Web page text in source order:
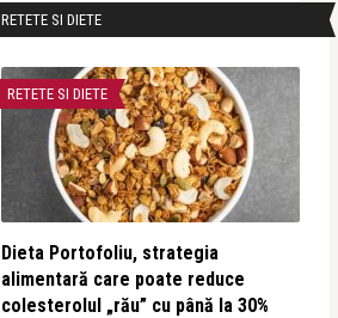
RETETE SI DIETE
RETETE SI DIETE
Dieta Portofoliu, strategia
alimentară care poate reduce
colesterolul „rău” cu până la 30%